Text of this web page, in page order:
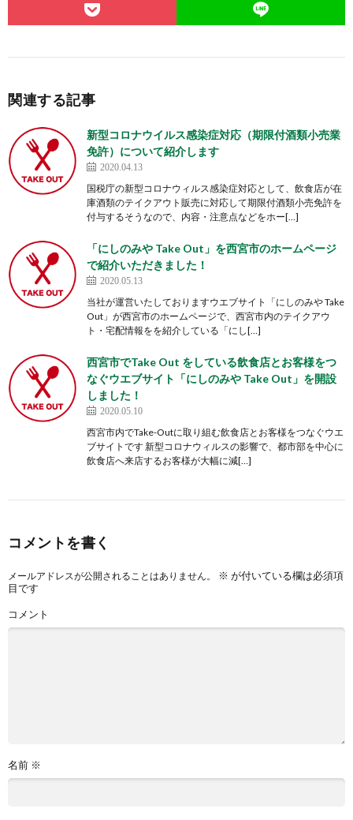
関連する記事
新型コロナウイルス感染症対応（期限付酒類小売業
免許）について紹介します
2020.04.13
国税庁の新型コロナウィルス感染症対応として、飲食店が在
庫酒類のテイクアウト販売に対応して期限付酒類小売免許を
付与するそうなので、内容・注意点などをホー[…]
「にしのみや Take Out」を西宮市のホームページ
で紹介いただきました！
2020.05.13
当社が運営いたしておりますウエブサイト「にしのみや Take
Out」が西宮市のホームページで、西宮市内のテイクアウ
ト・宅配情報をを紹介している「にし[…]
西宮市でTake Out をしている飲食店とお客様をつ
なぐウエブサイト「にしのみや Take Out」を開設
しました！
2020.05.10
西宮市内でTake-Outに取り組む飲食店とお客様をつなぐウエ
ブサイトです 新型コロナウィルスの影響で、都市部を中心に
飲食店へ来店するお客様が大幅に減[…]
コメントを書く
メールアドレスが公開されることはありません。 ※ が付いている欄は必須項
目です
コメント
名前 ※